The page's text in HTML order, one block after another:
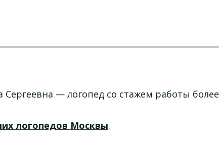
Сергеевна — логопед со стажем работы более
логопедов Москвы.